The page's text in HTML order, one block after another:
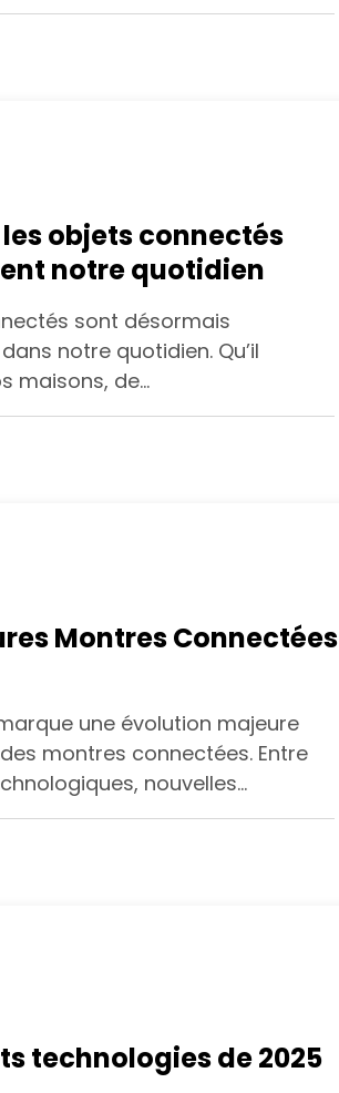
objets connectés
notre quotidien
sont désormais
notre quotidien. Qu’il
maisons, de…
Montres Connectées
une évolution majeure
montres connectées. Entre
nouvelles…
technologies de 2025